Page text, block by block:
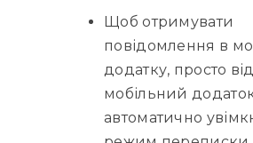
Щоб отримувати
повідомлення в
додатку, просто
мобільний
автоматично